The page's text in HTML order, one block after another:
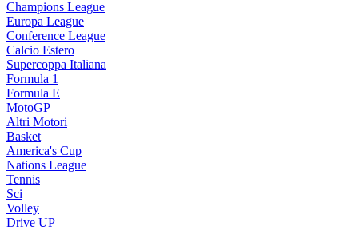
Champions League
Europa League
Conference League
Calcio Estero
Supercoppa Italiana
Formula 1
Formula E
MotoGP
Altri Motori
Basket
America's Cup
Nations League
Tennis
Sci
Volley
Drive UP